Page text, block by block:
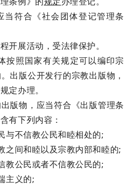
当符合《社会团体登记管理条
展活动，受法律保护。
照国家有关规定可以编印宗
出版公开发行的宗教出版物，
定办理。
物，应当符合《出版管理条
有下列内容：
不信教公民和睦相处的;
间和睦以及宗教内部和睦的;
公民或者不信教公民的;
义的;